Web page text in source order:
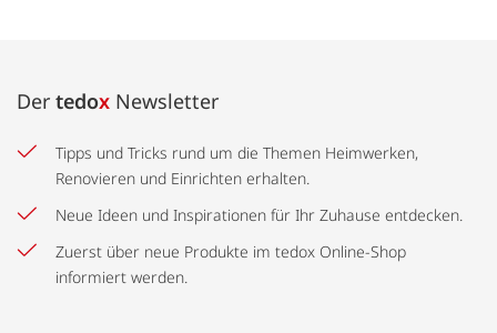
Der tedox Newsletter
Tipps und Tricks rund um die Themen Heimwerken,
Renovieren und Einrichten erhalten.
Neue Ideen und Inspirationen für Ihr Zuhause entdecken.
Zuerst über neue Produkte im tedox Online-Shop
informiert werden.